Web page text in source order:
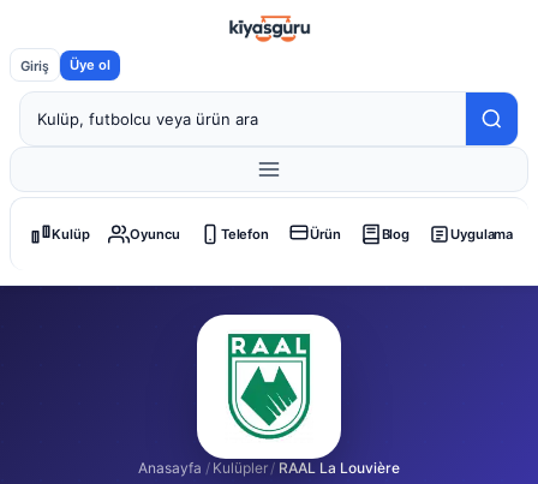
Giriş Üye ol
Kulüp Oyuncu Telefon Ürün Blog Uygulama
Anasayfa / Kulüpler / RAAL La Louvière